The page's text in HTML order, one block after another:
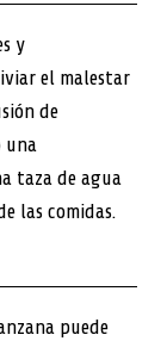
y
el malestar
de
una
taza de agua
las comidas.
puede